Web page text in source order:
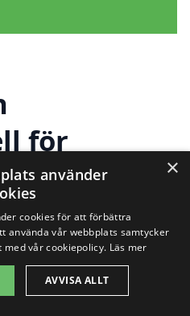
för
i andra
Lidköping
×
använder
cookies för att förbättra
använda vår webbplats samtycker
vår cookiepolicy. Läs mer
AVVISA ALLT